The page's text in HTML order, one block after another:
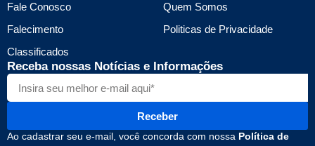
Fale Conosco
Falecimento
Classificados
Quem Somos
Politicas de Privacidade
Receba nossas Notícias e Informações
Receber
Ao cadastrar seu e-mail, você concorda com nossa Política de